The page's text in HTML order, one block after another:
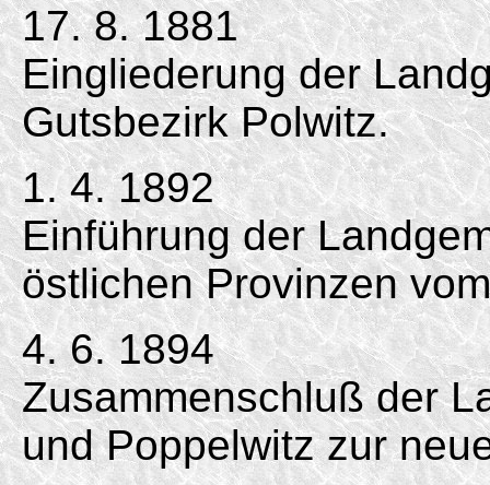
17. 8. 1881
Eingliederung der
Gutsbezirk Polwitz.
1. 4. 1892
Einführung der
östlichen Provinzen
4. 6. 1894
Zusammenschluß der
und Poppelwitz zur